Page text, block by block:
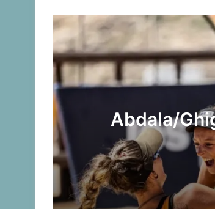
Abdala/